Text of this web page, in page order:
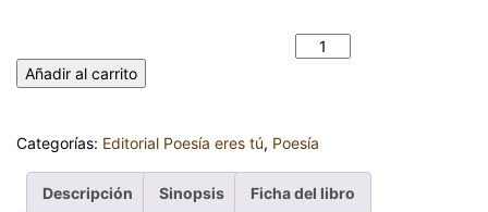
Añadir al carrito
Categorías: Editorial Poesía eres tú, Poesía
Descripción Sinopsis Ficha del libro